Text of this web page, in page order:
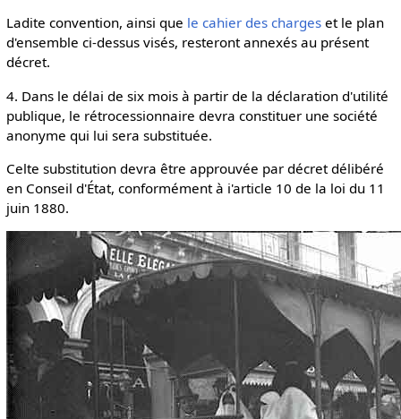
Ladite convention, ainsi que le cahier des chargeset le plan
d'ensemble ci-dessus visés, resteront annexés au présent
décret.
4. Dans le délai de six mois à partir de la déclaration d'utilité
publique, le rétrocessionnaire devra constituer une société
anonyme qui lui sera substituée.
Celte substitution devra être approuvée par décret délibéré
en Conseil d'État, conformément à i'article 10 de la loi du 11
juin 1880.